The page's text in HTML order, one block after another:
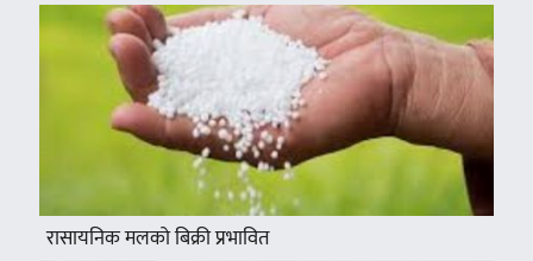
रासायनिक मलको बिक्री प्रभावित